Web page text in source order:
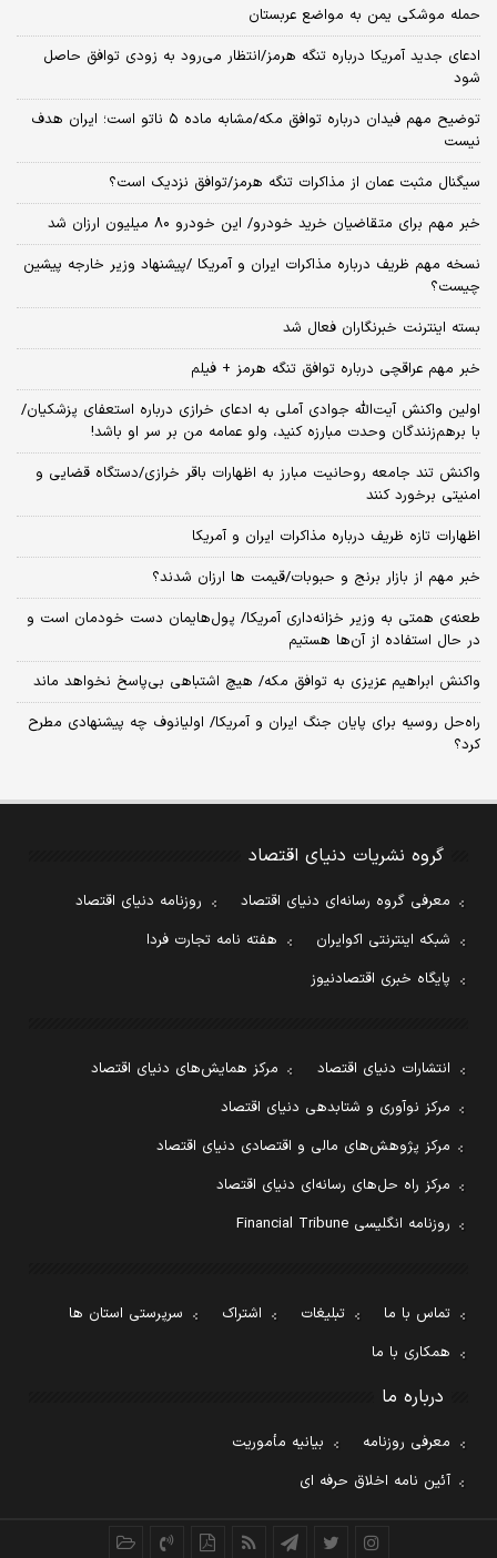
حمله موشکی یمن به مواضع عربستان
ادعای جدید آمریکا درباره تنگه هرمز/انتظار می‌رود به زودی توافق حاصل
شود
توضیح مهم فیدان درباره توافق مکه/مشابه ماده ۵ ناتو است؛ ایران هدف
نیست
سیگنال‌ مثبت عمان از مذاکرات تنگه هرمز/توافق نزدیک است؟
خبر مهم برای متقاضیان خرید خودرو/ این خودرو ۸۰ میلیون ارزان شد
نسخه‌ مهم ظریف درباره مذاکرات ایران و آمریکا /پیشنهاد وزیر خارجه پیشین
چیست؟
بسته اینترنت خبرنگاران فعال شد
خبر مهم عراقچی درباره توافق تنگه هرمز + فیلم
اولین واکنش آیت‌الله جوادی آملی به ادعای خرازی درباره استعفای پزشکیان/
با برهم‌زنندگان وحدت مبارزه کنید، ولو عمامه من بر سر او باشد!
واکنش تند جامعه روحانیت مبارز به اظهارات باقر خرازی/دستگاه قضایی و
امنیتی برخورد کنند
اظهارات تازه ظریف درباره مذاکرات ایران و آمریکا
خبر مهم از بازار برنج و حبوبات/قیمت ها ارزان شدند؟
طعنه‌ی‌ همتی به وزیر خزانه‌داری آمریکا/ پول‌هایمان دست خودمان است و
در حال استفاده از آن‌ها هستیم
واکنش ابراهیم عزیزی به توافق مکه/ هیچ اشتباهی بی‌پاسخ نخواهد ماند
راه‌حل روسیه برای پایان جنگ ایران و آمریکا/ اولیانوف چه پیشنهادی مطرح
کرد؟
گروه نشریات دنیای اقتصاد
معرفی گروه رسانه‌ای دنیای اقتصاد
روزنامه دنیای اقتصاد
شبکه اینترنتی اکوایران
هفته نامه تجارت فردا
پایگاه خبری اقتصادنیوز
انتشارات دنیای اقتصاد
مرکز همایش‌های دنیای اقتصاد
مرکز نوآوری و شتابدهی دنیای اقتصاد
مرکز پژوهش‌های مالی و اقتصادی دنیای اقتصاد
مرکز راه حل‌های رسانه‌ای دنیای اقتصاد
روزنامه انگلیسی Financial Tribune
تماس با ما تبلیغات اشتراک
سرپرستی استان ها
همکاری با ما
درباره ما
معرفی روزنامه
بیانیه مأموریت
آئین نامه اخلاق حرفه ای